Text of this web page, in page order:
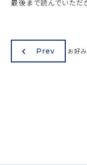
最後まで読んでいただ
Prev お好み